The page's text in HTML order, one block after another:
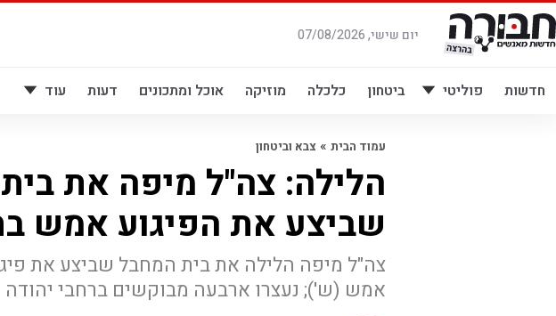
דלג
לתוכן
יום שישי, 07/08/2026
חדשות פוליטי ביטחון כלכלה מוזיקה אוכל ומתכונים דעות עוד
עמוד הבית » צבא וביטחון
הלילה: צה"ל מיפה את
שביצע את הפיגוע אמש
צה"ל מיפה הלילה את בית המחבל שביצע את
אמש (ש'); נעצרו ארבעה מבוקשים ברחבי יהודה